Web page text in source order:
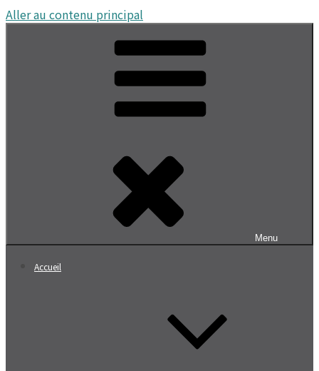
Aller au contenu principal
Menu
Accueil